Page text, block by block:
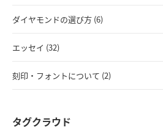
ダイヤモンドの選び方 (6)
エッセイ (32)
刻印・フォントについて (2)
タグクラウド